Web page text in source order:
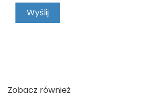
Zobacz również